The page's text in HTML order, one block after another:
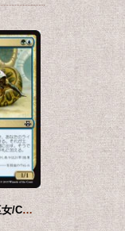
とぐろ巻きの巫女/Coiling Oracle 【日本語版】 [EVK-金C]